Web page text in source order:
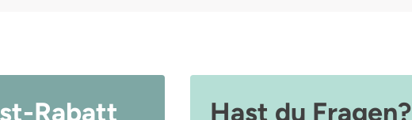
Rabatt Hast du Fragen?